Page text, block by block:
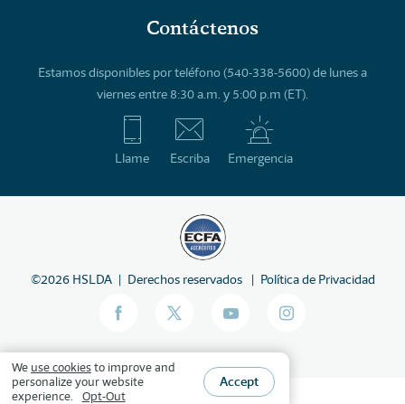
Contáctenos
Estamos disponibles por teléfono (540-338-5600) de lunes a
viernes entre 8:30 a.m. y 5:00 p.m (ET).
Llame Escriba Emergencia
©2026 HSLDA Derechos reservados Política de Privacidad
We use cookiesto improve and
personalize your website
experience.
Opt-Out
Accept